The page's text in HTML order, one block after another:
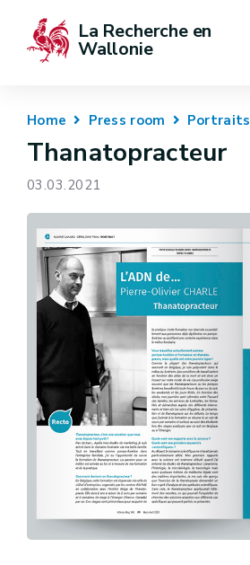
La Recherche en
Wallonie
Home Press room Portraits
Thanatopracteur
03.03.2021